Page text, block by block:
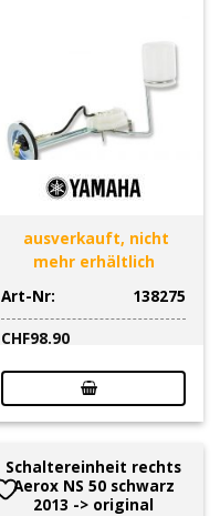
ausverkauft, nicht
mehr erhältlich
Art-Nr:
138275
CHF98.90
Schaltereinheit rechts
Aerox NS 50 schwarz
2013 -> original